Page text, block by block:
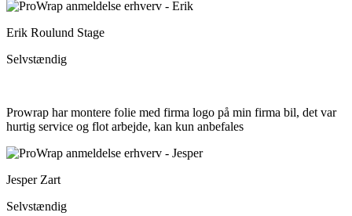
Erik Roulund Stage
Selvstændig
Prowrap har montere folie med firma logo på min firma bil, det var
hurtig service og flot arbejde, kan kun anbefales
Jesper Zart
Selvstændig